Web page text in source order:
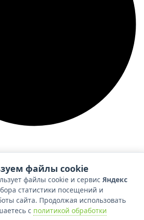
файлы cookie
файлы cookie и сервисЯндекс
статистики посещений и
сайта. Продолжая использовать
с политикой обработки